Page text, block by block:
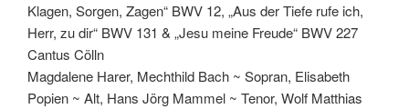
Klagen, Sorgen, Zagen“ BWV 12, „Aus der Tiefe rufe ich,
Herr, zu dir“ BWV 131 & „Jesu meine Freude“ BWV 227
Cantus Cölln
Magdalene Harer, Mechthild Bach ~ Sopran, Elisabeth
Popien ~ Alt, Hans Jörg Mammel ~ Tenor, Wolf Matthias